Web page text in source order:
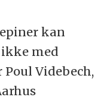
kan
med
Poul Videbech,